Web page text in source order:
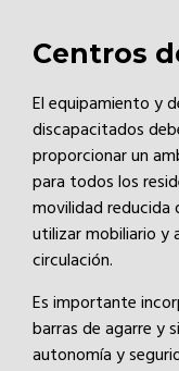
Centros
El equipamiento y
discapacitados
proporcionar un
para todos los
movilidad reducida
utilizar mobiliario y
circulación.
Es importante
barras de agarre y
autonomía y